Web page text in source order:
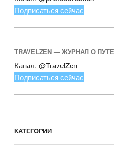
Подписаться сейчас
TRAVELZEN — ЖУРНАЛ О
Канал: @TravelZen
Подписаться сейчас
КАТЕГОРИИ